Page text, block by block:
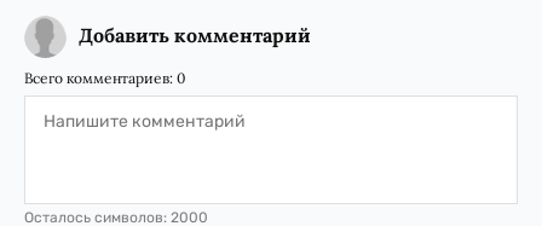
Добавить комментарий
Всего комментариев: 0
Осталось символов: 2000